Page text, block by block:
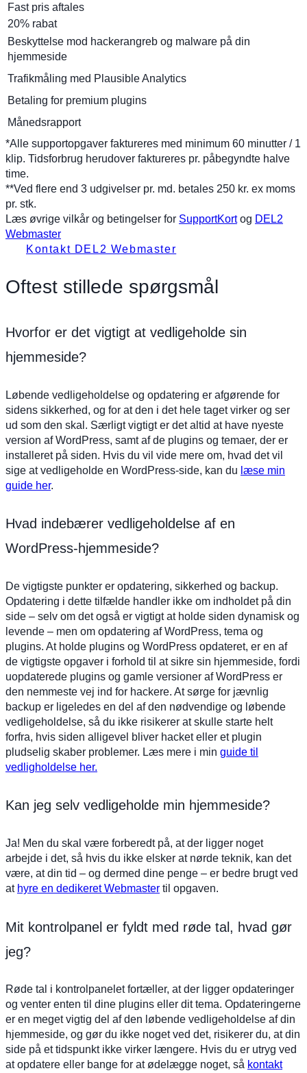
Fast pris aftales
20% rabat
Beskyttelse mod hackerangreb og malware på din
hjemmeside
Trafikmåling med Plausible Analytics
Betaling for premium plugins
Månedsrapport
*Alle supportopgaver faktureres med minimum 60 minutter / 1
klip. Tidsforbrug herudover faktureres pr. påbegyndte halve
time.
**Ved flere end 3 udgivelser pr. md. betales 250 kr. ex moms
pr. stk.
Læs øvrige vilkår og betingelser for SupportKortog DEL2
Webmaster
Kontakt DEL2 Webmaster
Oftest stillede spørgsmål
Hvorfor er det vigtigt at vedligeholde sin
hjemmeside?
Løbende vedligeholdelse og opdatering er afgørende for
sidens sikkerhed, og for at den i det hele taget virker og ser
ud som den skal. Særligt vigtigt er det altid at have nyeste
version af WordPress, samt af de plugins og temaer, der er
installeret på siden. Hvis du vil vide mere om, hvad det vil
sige at vedligeholde en WordPress-side, kan du læse min
guide her.
Hvad indebærer vedligeholdelse af en
WordPress-hjemmeside?
De vigtigste punkter er opdatering, sikkerhed og backup.
Opdatering i dette tilfælde handler ikke om indholdet på din
side – selv om det også er vigtigt at holde siden dynamisk og
levende – men om opdatering af WordPress, tema og
plugins. At holde plugins og WordPress opdateret, er en af
de vigtigste opgaver i forhold til at sikre sin hjemmeside, fordi
uopdaterede plugins og gamle versioner af WordPress er
den nemmeste vej ind for hackere. At sørge for jævnlig
backup er ligeledes en del af den nødvendige og løbende
vedligeholdelse, så du ikke risikerer at skulle starte helt
forfra, hvis siden alligevel bliver hacket eller et plugin
pludselig skaber problemer. Læs mere i min guide til
vedligholdelse her.
Kan jeg selv vedligeholde min hjemmeside?
Ja! Men du skal være forberedt på, at der ligger noget
arbejde i det, så hvis du ikke elsker at nørde teknik, kan det
være, at din tid – og dermed dine penge – er bedre brugt ved
at hyre en dedikeret Webmaster til opgaven.
Mit kontrolpanel er fyldt med røde tal, hvad gør
jeg?
Røde tal i kontrolpanelet fortæller, at der ligger opdateringer
og venter enten til dine plugins eller dit tema. Opdateringerne
er en meget vigtig del af den løbende vedligeholdelse af din
hjemmeside, og gør du ikke noget ved det, risikerer du, at din
side på et tidspunkt ikke virker længere. Hvis du er utryg ved
at opdatere eller bange for at ødelægge noget, så kontakt